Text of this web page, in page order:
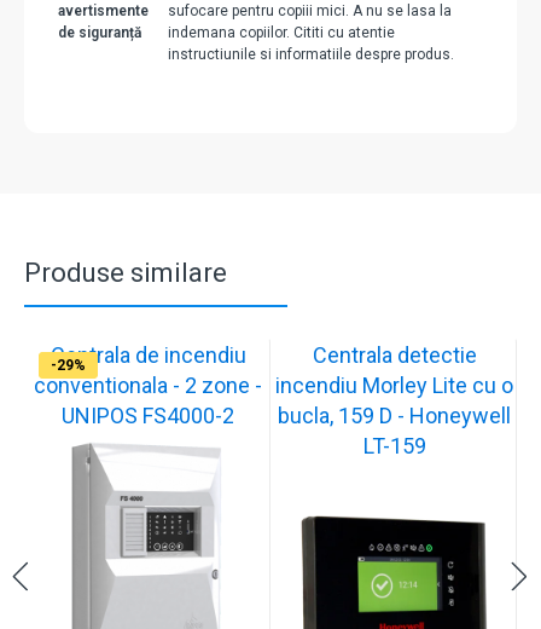
avertismente
de siguranță
sufocare pentru copiii mici. A nu se lasa la
indemana copiilor. Cititi cu atentie
instructiunile si informatiile despre produs.
Produse similare
-17%
Centrala de incendiu
conventionala - 2 zone -
UNIPOS FS4000-2
-29%
Centrala detectie
incendiu Morley Lite cu o
bucla, 159 D - Honeywell
LT-159